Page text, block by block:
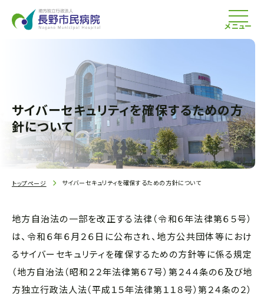
メニュー
サイバーセキュリティを確保するための方
針について
トップページ サイバーセキュリティを確保するための方針について
地方自治法の一部を改正する法律（令和６年法律第６５号）
は、令和６年６月２６日に公布され、地方公共団体等におけ
るサイバーセキュリティを確保するための方針等に係る規定
（地方自治法（昭和２２年法律第６７号）第２４４条の６及び地
方独立行政法人法（平成１５年法律第１１８号）第２４条の２）